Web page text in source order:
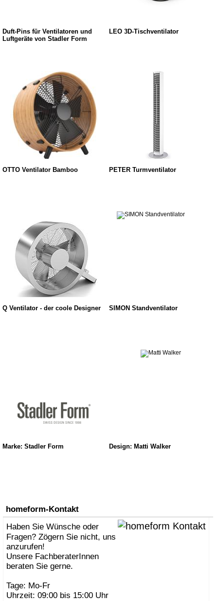
Duft-Pins für Ventilatoren und
Luftgeräte von Stadler Form
LEO 3D-Tischventilator
OTTO Ventilator Bamboo PETER Turmventilator
Q Ventilator - der coole Designer SIMON Standventilator
Marke: Stadler Form Design: Matti Walker
homeform-Kontakt
Haben Sie Wünsche oder
Fragen? Zögern Sie nicht, uns
anzurufen!
Unsere FachberaterInnen
beraten Sie gerne.
Tage: Mo-Fr
Uhrzeit: 09:00 bis 15:00 Uhr